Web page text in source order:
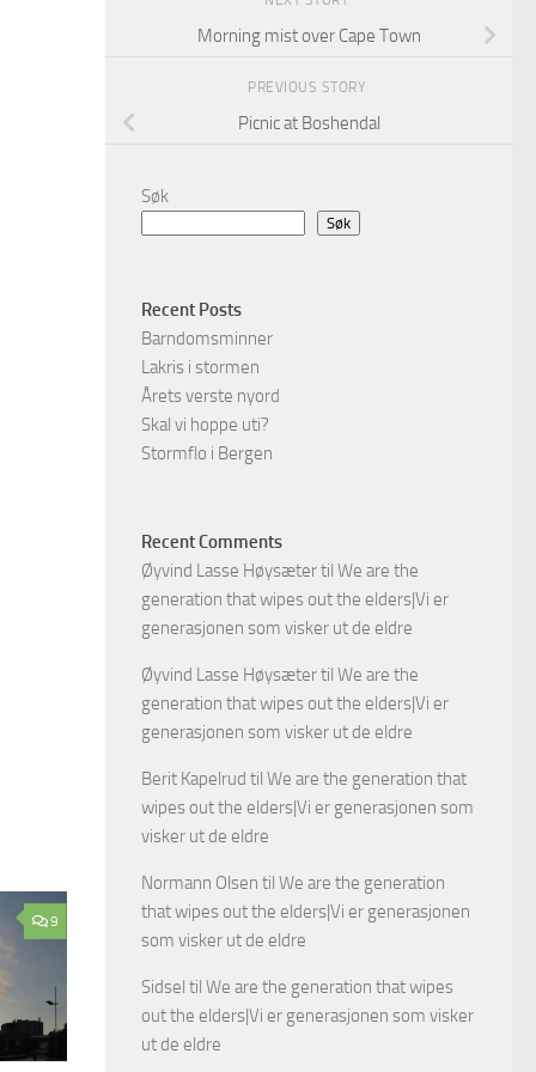
9
Morning mist over Cape Town
PREVIOUS STORY
Picnic at Boshendal
Søk
Søk
Recent Posts
Barndomsminner
Lakris i stormen
Årets verste nyord
Skal vi hoppe uti?
Stormflo i Bergen
Recent Comments
Øyvind Lasse Høysætertil We are the
generation that wipes out the elders|Vi er
generasjonen som visker ut de eldre
Øyvind Lasse Høysætertil We are the
generation that wipes out the elders|Vi er
generasjonen som visker ut de eldre
Berit Kapelrud til We are the generation that
wipes out the elders|Vi er generasjonen som
visker ut de eldre
Normann Olsen til We are the generation
that wipes out the elders|Vi er generasjonen
som visker ut de eldre
Sidsel til We are the generation that wipes
out the elders|Vi er generasjonen som visker
ut de eldre